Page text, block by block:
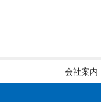
会社案内